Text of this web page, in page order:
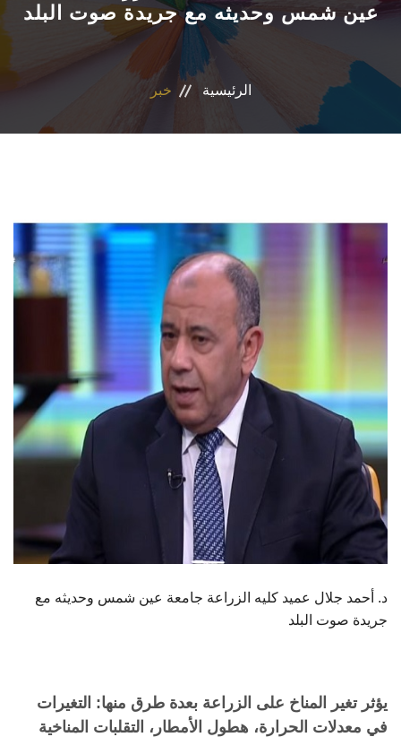
المراكز والوحدات
البرامج الدراسية
تواصل معنا
عين شمس وحديثه مع جريدة صوت البلد
الرئيسية خبر
د. أحمد جلال عميد كليه الزراعة جامعة عين شمس وحديثه مع
جريدة صوت البلد
يؤثر تغير المناخ على الزراعة بعدة طرق منها: التغيرات
في معدلات الحرارة، هطول الأمطار، التقلبات المناخية